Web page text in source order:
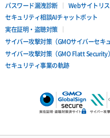
パスワード漏洩診断
Webサイトリ
セキュリティ相談AIチャットボット
実在証明・盗聴対策
サイバー攻撃対策（GMOサイバーセキ
サイバー攻撃対策（GMO Flatt Security）
セキュリティ事業の軌跡